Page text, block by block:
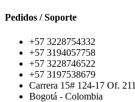
Pedidos / Soporte
+57 3228754332
+57 3194057758
+57 3228746522
+57 3197538679
Carrera 15# 124-17 Of. 211
Bogotá - Colombia